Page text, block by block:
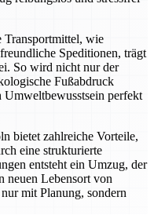
wie
Speditionen, trägt
So wird nicht nur der
Fußabdruck
perfekt
bietet zahlreiche Vorteile,
eine strukturierte
entsteht ein Umzug, der
neuen Lebensort von
mit Planung, sondern